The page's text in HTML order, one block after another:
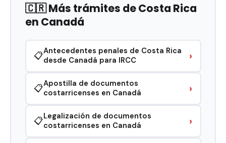
🇨🇷 Más trámites de Costa Rica
en Canadá
📋Antecedentes penales de Costa Rica
desde Canadá para IRCC
›
📋Apostilla de documentos
costarricenses en Canadá
›
📋Legalización de documentos
costarricenses en Canadá
›